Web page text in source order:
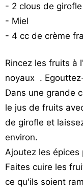
- 2 clous de girofle
- Miel
- 4 cc de crème
Rincez les fruits à
noyaux .
Dans une grande
le jus de fruits
de girofle et
environ.
Ajoutez les épices
Faites cuire les
ce qu'ils soient